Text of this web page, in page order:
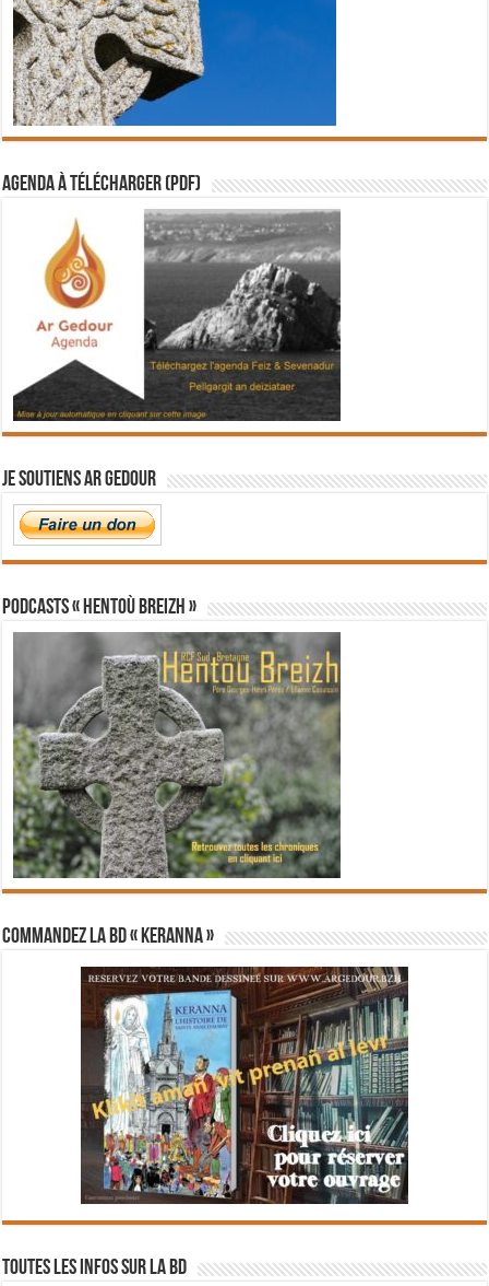
Agenda à télécharger (PDF)
Je soutiens Ar Gedour
PODCASTS « Hentoù Breizh »
Commandez la BD « Keranna »
Toutes les infos sur la BD